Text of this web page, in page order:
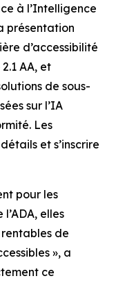
à l’Intelligence
présentation
d’accessibilité
AA, et
de sous-
sur l’IA
Les
et s’inscrire
pour les
elles
de
», a
ce